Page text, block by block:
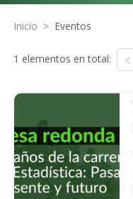
Inicio > Eventos
1 elementos en total: